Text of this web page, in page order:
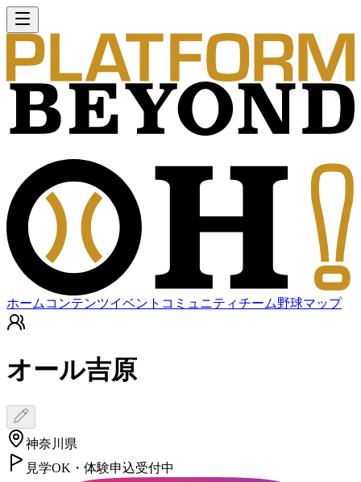
ホーム コンテンツイベント コミュニティチーム野球マップ
オール吉原
神奈川県
見学OK・体験申込受付中